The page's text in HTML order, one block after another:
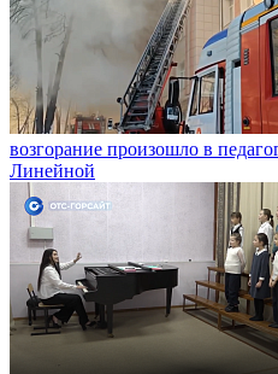
возгорание произошло в
Линейной